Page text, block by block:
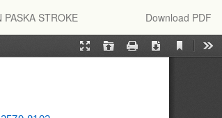
PASKA STROKE Download
Download PDF